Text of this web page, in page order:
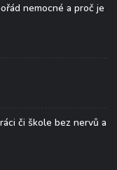
nemocné a proč je
či škole bez nervů a